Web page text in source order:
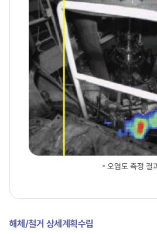
(FDP)
초안
작성,
주민
의견
수렴,
승인
신청
등의
절차를
진행합니다.
해체
인허가와
해체
2단계,
오염도 측정 결
해체/철거 상세계획수립